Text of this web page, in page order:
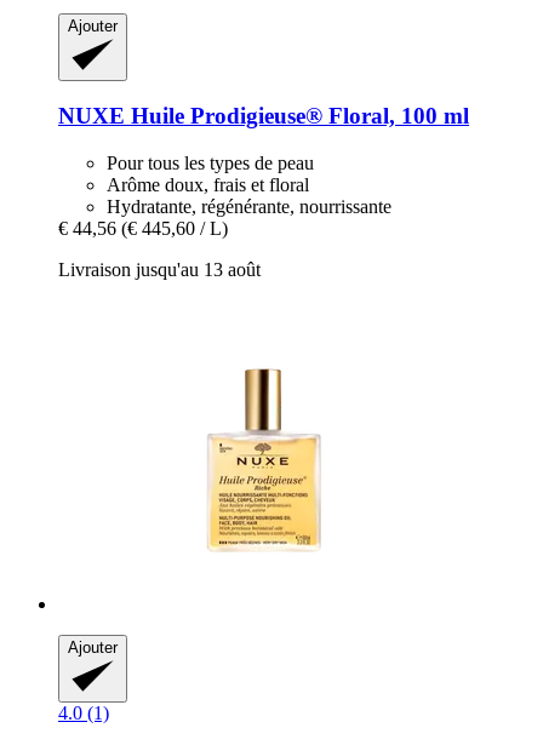
Ajouter
NUXE Huile Prodigieuse® Floral, 100 ml
Pour tous les types de peau
Arôme doux, frais et floral
Hydratante, régénérante, nourrissante
€ 44,56 (€ 445,60 / L)
Livraison jusqu'au 13 août
Ajouter
4.0 (1)